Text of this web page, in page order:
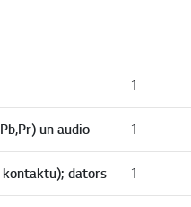
1
un audio 1
kontaktu); dators 1